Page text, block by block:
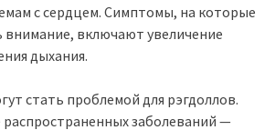
с сердцем. Симптомы, на которые
внимание, включают увеличение
дыхания.
стать проблемой для рэгдоллов.
заболеваний —